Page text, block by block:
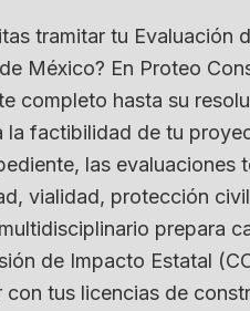
tramitar tu Evaluación
México? En Proteo
completo hasta su
la factibilidad de tu
las evaluaciones
vialidad, protección
prepara
de Impacto Estatal
con tus licencias de